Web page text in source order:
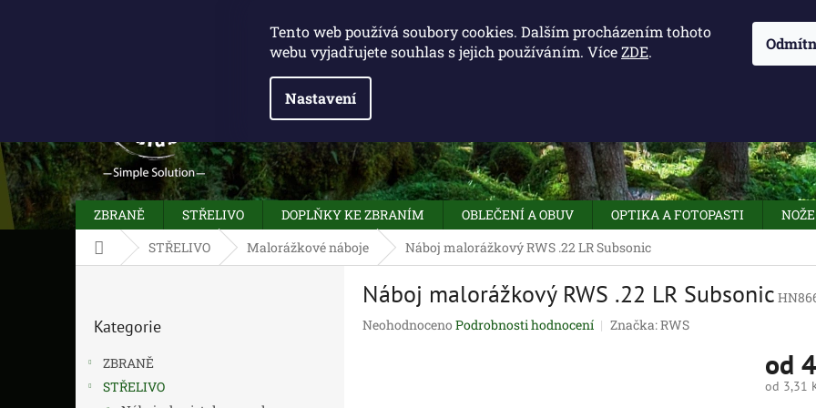
Tento web používá soubory cookies. Dalším procházením tohoto
webu vyjadřujete souhlas s jejich používáním. VíceZDE.
Nastavení
ZBRANĚ STŘELIVO DOPLŇKY KE ZBRANÍM OBLEČENÍ A OBUV OPTIKA A FOTOPASTI NOŽE
Domů STŘELIVO Malorážkové náboje Náboj malorážkový RWS .22 LR Subsonic
kategorie
Kategorie
ZBRANĚ
STŘELIVO
Náboj malorážkový RWS .22 LR Subsonic
Průměrné
Neohodnoceno Podrobnosti hodnocení Značka:RWS
od
od 3,31